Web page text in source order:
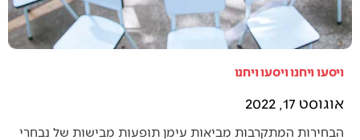
ויסעו ויחנו ויסעו ויחנו
אוגוסט 17, 2022
הבחירות המתקרבות מביאות עימן תופעות מבישות של נבחרי